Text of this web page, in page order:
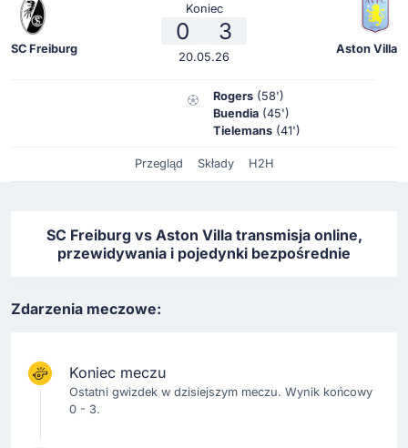
SC Freiburg
Koniec
0 3
20.05.26
Aston Villa
Rogers (58')
Buendia (45')
Tielemans (41')
Przegląd Składy H2H
SC Freiburg vs Aston Villa transmisja online,
przewidywania i pojedynki bezpośrednie
Zdarzenia meczowe:
Koniec meczu
Ostatni gwizdek w dzisiejszym meczu. Wynik końcowy
0 - 3.